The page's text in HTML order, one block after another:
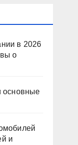
в 2026
о
основные
и